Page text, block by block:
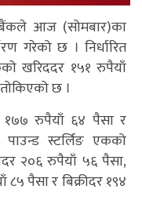
बैंकले आज (सोमबार)का
गरेको छ । निर्धारित
खरिददर १५१ रुपैयाँ
छ ।
१७७ रुपैयाँ ६४ पैसा र
स्टर्लिङ एकको
२०६ रुपैयाँ ५६ पैसा,
पैसा र बिक्रीदर १९४